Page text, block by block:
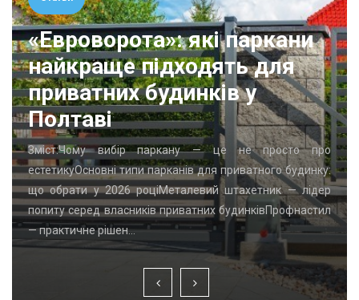
«Евроворота»: які паркани
найкраще підходять для
приватних будинків у
Полтаві
Зміст:Чому вибір паркану — це не просто про
естетикуОсновні типи парканів для приватного будинку:
що обрати у 2026 роціМеталевий штахетник — лідер
попиту серед власників приватних будинківПрофнастил
— практичне рішен…